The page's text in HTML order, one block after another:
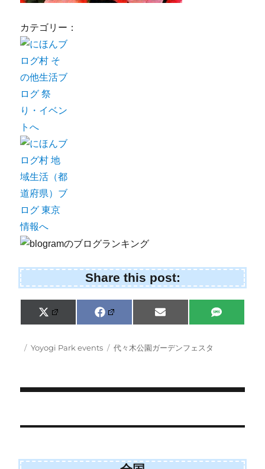
カテゴリー：
Share this post:
Share
on
X
(
w
i
r
Share
on
F
a
e
Share
on
E
m
Share
on
S
M
Posted
Categories
Yoyogi Park events Tags
代々木公園ガーデンフェスタ
navigation